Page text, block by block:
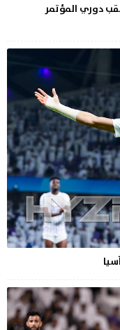
دوري المؤتمر